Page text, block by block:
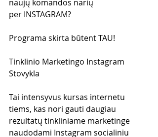
naujų komandos narių
per INSTAGRAM?
Programa skirta būtent TAU!
Tinklinio Marketingo Instagram
Stovykla
Tai intensyvus kursas internetu
tiems, kas nori gauti daugiau
rezultatų tinkliniame marketinge
naudodami Instagram socialiniu